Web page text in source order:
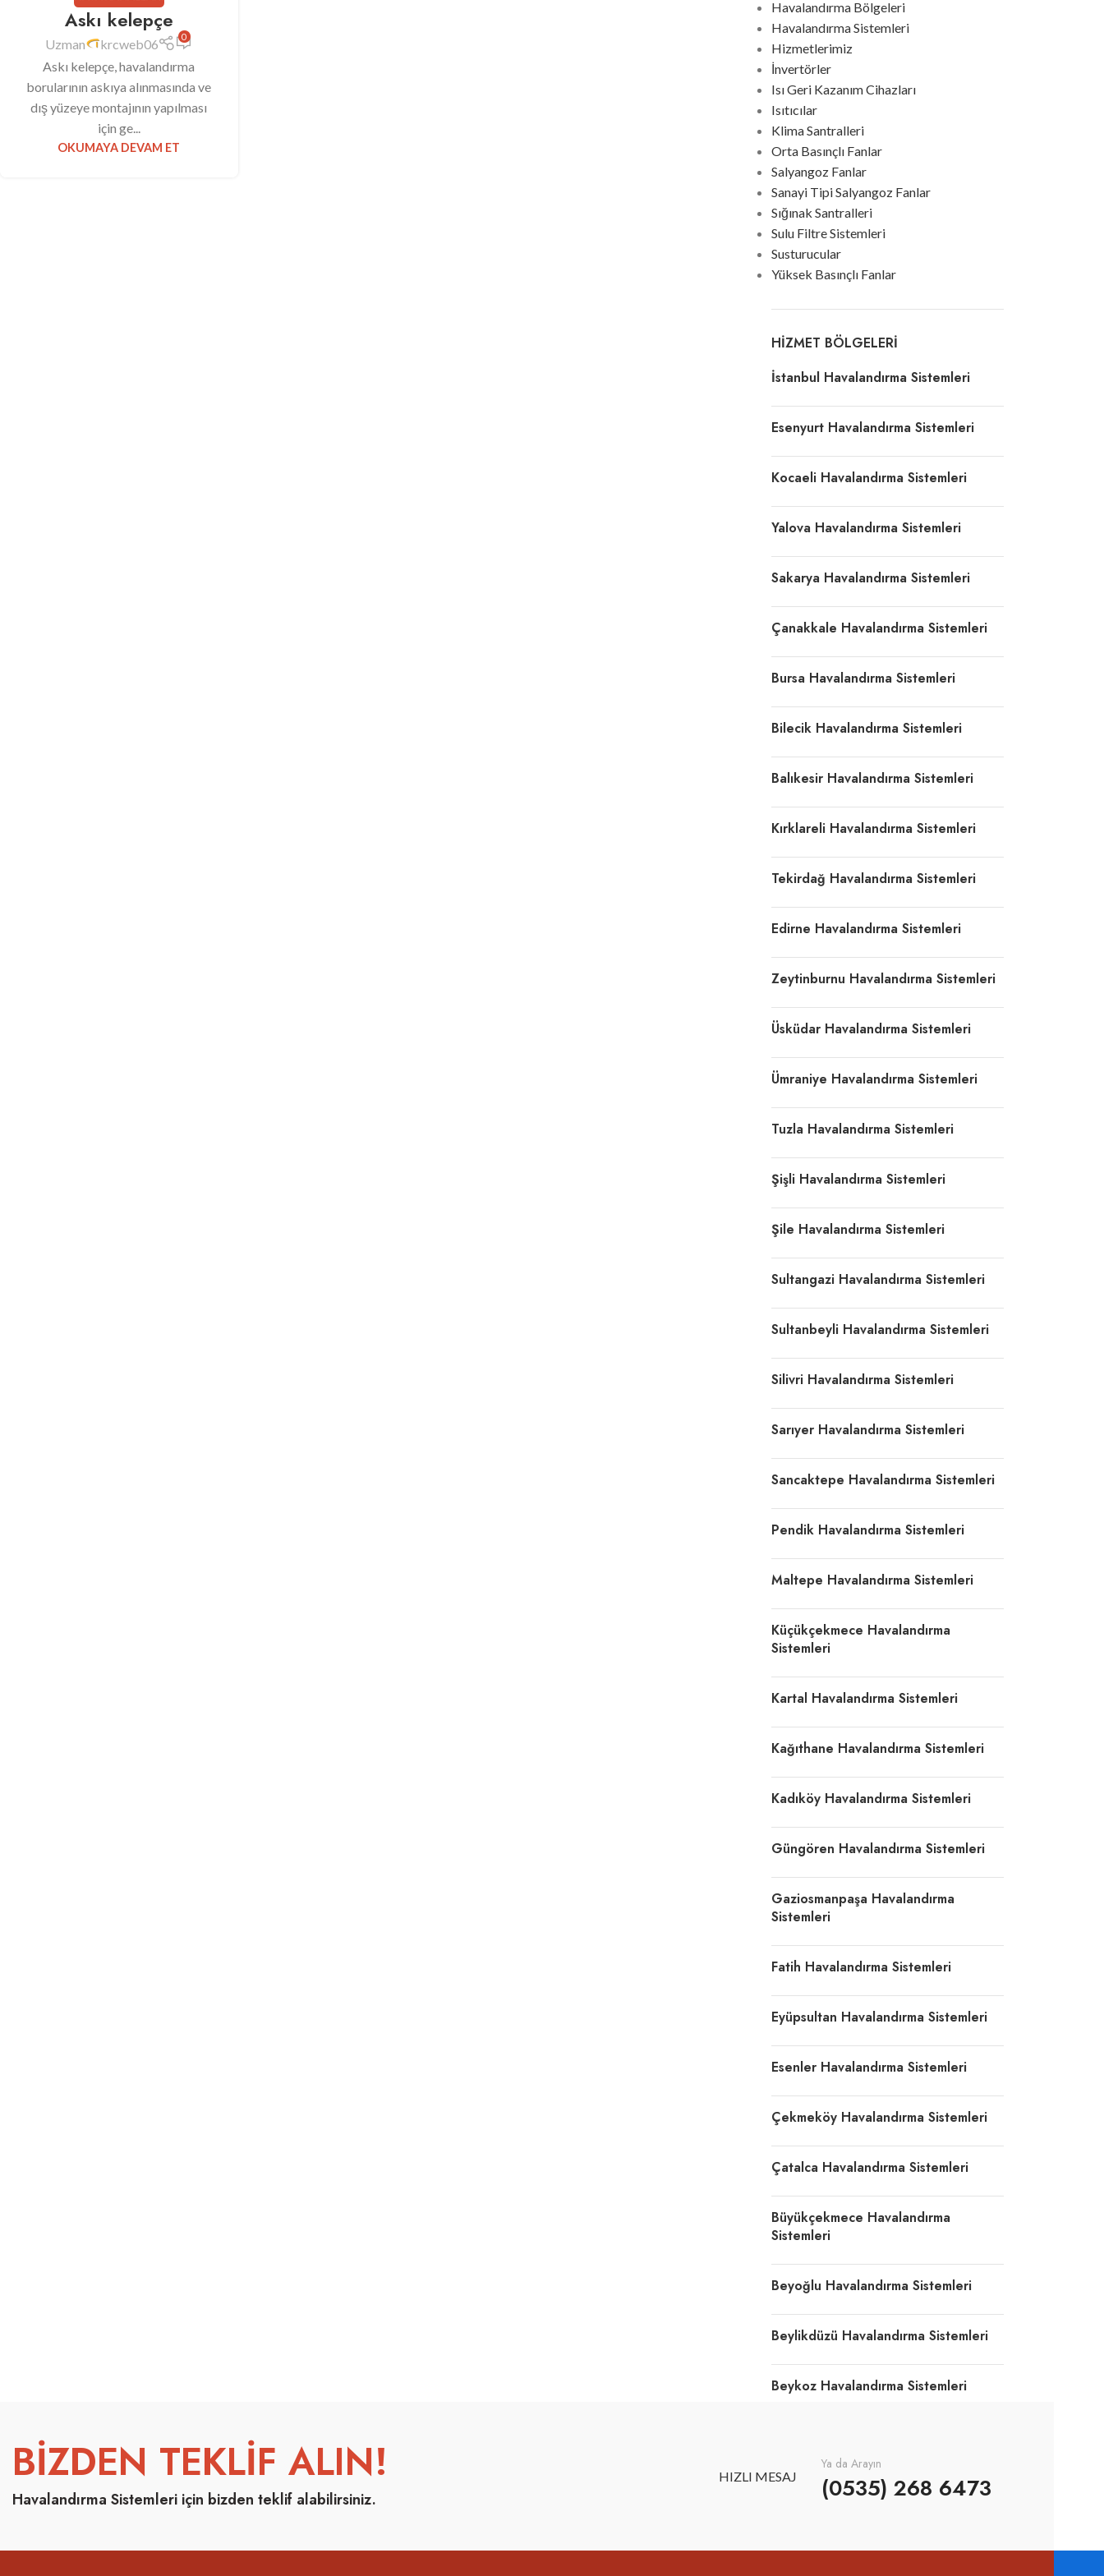
Askı kelepçe
Uzman krcweb06 0
Askı kelepçe, havalandırma
borularının askıya alınmasında ve
dış yüzeye montajının yapılması
için ge...
OKUMAYA DEVAM ET
Havalandırma Bölgeleri
Havalandırma Sistemleri
Hizmetlerimiz
İnvertörler
Isı Geri Kazanım Cihazları
Isıtıcılar
Klima Santralleri
Orta Basınçlı Fanlar
Salyangoz Fanlar
Sanayi Tipi Salyangoz Fanlar
Sığınak Santralleri
Sulu Filtre Sistemleri
Susturucular
Yüksek Basınçlı Fanlar
HIZMET BÖLGELERI
İstanbul Havalandırma Sistemleri
Esenyurt Havalandırma Sistemleri
Kocaeli Havalandırma Sistemleri
Yalova Havalandırma Sistemleri
Sakarya Havalandırma Sistemleri
Çanakkale Havalandırma Sistemleri
Bursa Havalandırma Sistemleri
Bilecik Havalandırma Sistemleri
Balıkesir Havalandırma Sistemleri
Kırklareli Havalandırma Sistemleri
Tekirdağ Havalandırma Sistemleri
Edirne Havalandırma Sistemleri
Zeytinburnu Havalandırma Sistemleri
Üsküdar Havalandırma Sistemleri
Ümraniye Havalandırma Sistemleri
Tuzla Havalandırma Sistemleri
Şişli Havalandırma Sistemleri
Şile Havalandırma Sistemleri
Sultangazi Havalandırma Sistemleri
Sultanbeyli Havalandırma Sistemleri
Silivri Havalandırma Sistemleri
Sarıyer Havalandırma Sistemleri
Sancaktepe Havalandırma Sistemleri
Pendik Havalandırma Sistemleri
Maltepe Havalandırma Sistemleri
Küçükçekmece Havalandırma
Sistemleri
Kartal Havalandırma Sistemleri
Kağıthane Havalandırma Sistemleri
Kadıköy Havalandırma Sistemleri
Güngören Havalandırma Sistemleri
Gaziosmanpaşa Havalandırma
Sistemleri
Fatih Havalandırma Sistemleri
Eyüpsultan Havalandırma Sistemleri
Esenler Havalandırma Sistemleri
Çekmeköy Havalandırma Sistemleri
Çatalca Havalandırma Sistemleri
Büyükçekmece Havalandırma
Sistemleri
Beyoğlu Havalandırma Sistemleri
Beylikdüzü Havalandırma Sistemleri
Beykoz Havalandırma Sistemleri
BİZDEN TEKLİF ALIN!
Havalandırma Sistemleri için bizden teklif alabilirsiniz.
HIZLI MESAJ
Ya da Arayın
(0535) 268 6473